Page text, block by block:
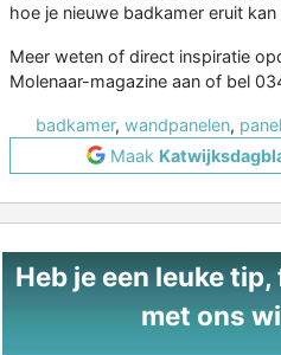
hoe je nieuwe badkamer eruit
Meer weten of direct inspiratie
Molenaar-magazine aan of bel
badkamer, wandpanelen,
Maak
Heb je een leuke
met ons